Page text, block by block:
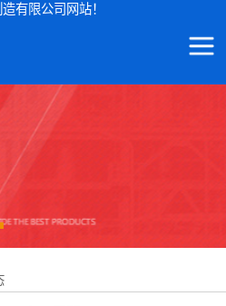
有限公司网站！
限公司